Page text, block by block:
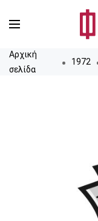
Αρχική
σελίδα
1972